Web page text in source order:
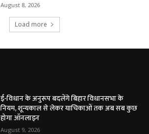
August 8, 2026
Load more
ई-विधान के अनुरूप बदलेंगे बिहार विधानसभा के
नियम, शून्यकाल से लेकर याचिकाओं तक अब सब कुछ
होगा ऑनलाइन
August 9, 2026